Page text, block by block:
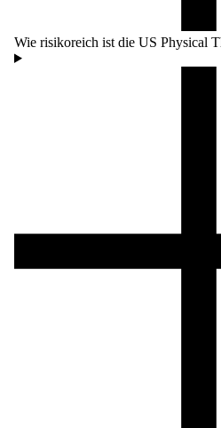
Wie risikoreich ist die US Physical